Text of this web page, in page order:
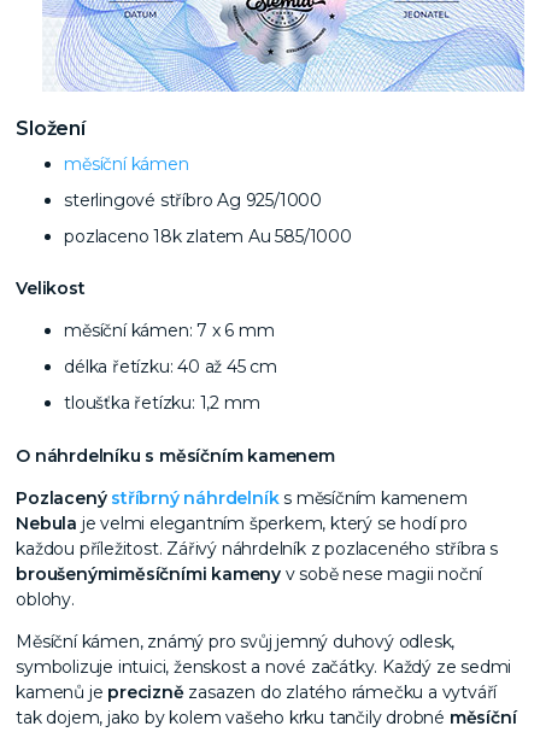
Složení
měsíční kámen
sterlingové stříbro Ag 925/1000
pozlaceno 18k zlatem Au 585/1000
Velikost
měsíční kámen: 7 x 6 mm
délka řetízku: 40 až 45 cm
tloušťka řetízku: 1,2 mm
O náhrdelníku s měsíčním kamenem
Pozlacený stříbrný náhrdelníks měsíčním kamenem
Nebula je velmi elegantním šperkem, který se hodí pro
každou příležitost. Zářivý náhrdelník z pozlaceného stříbra s
broušenýmiměsíčními kamenyv sobě nese magii noční
oblohy.
Měsíční kámen, známý pro svůj jemný duhový odlesk,
symbolizuje intuici, ženskost a nové začátky. Každý ze sedmi
kamenů je preciznězasazen do zlatého rámečku a vytváří
tak dojem, jako by kolem vašeho krku tančily drobné měsíční